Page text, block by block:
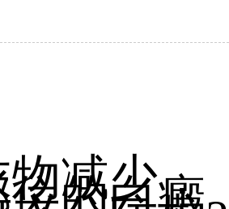
减少，
的白癜